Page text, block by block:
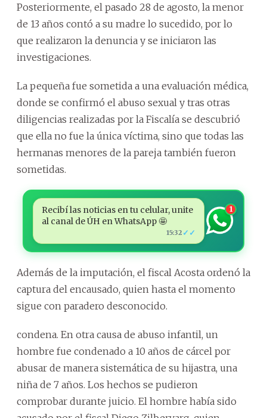
Posteriormente, el pasado 28 de agosto, la menor
de 13 años contó a su madre lo sucedido, por lo
que realizaron la denuncia y se iniciaron las
investigaciones.
La pequeña fue sometida a una evaluación médica,
donde se confirmó el abuso sexual y tras otras
diligencias realizadas por la Fiscalía se descubrió
que ella no fue la única víctima, sino que todas las
hermanas menores de la pareja también fueron
sometidas.
Recibí las noticias en tu celular, unite
al canal de ÚH en WhatsApp 🤩
15:32 ✓✓
1
Además de la imputación, el fiscal Acosta ordenó la
captura del encausado, quien hasta el momento
sigue con paradero desconocido.
condena. En otra causa de abuso infantil, un
hombre fue condenado a 10 años de cárcel por
abusar de manera sistemática de su hijastra, una
niña de 7 años. Los hechos se pudieron
comprobar durante juicio. El hombre había sido